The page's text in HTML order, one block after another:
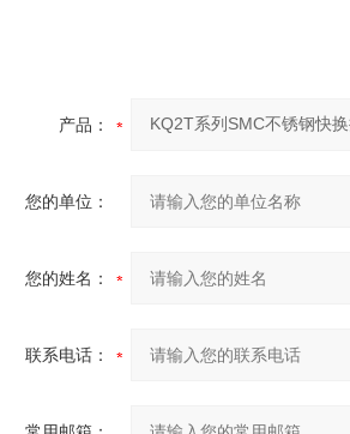
产品：
您的单位：
您的姓名：
联系电话：